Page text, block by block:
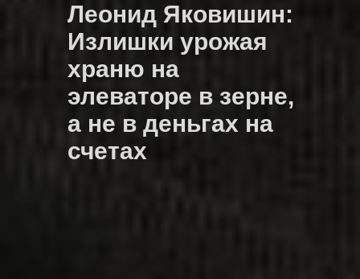
Леонид Яковишин:
Излишки урожая
храню на
элеваторе в зерне,
а не в деньгах на
счетах